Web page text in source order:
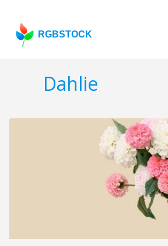
RGBSTOCK
Dahlie